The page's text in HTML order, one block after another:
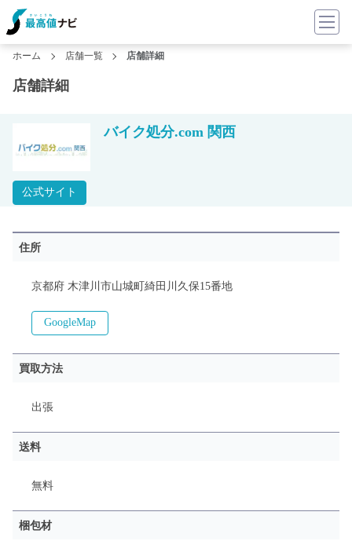
ホーム 店舗一覧 店舗詳細
店舗詳細
公式サイト
バイク処分.com 関西
住所
京都府 木津川市山城町綺田川久保15番地
GoogleMap
買取方法
出張
送料
無料
梱包材